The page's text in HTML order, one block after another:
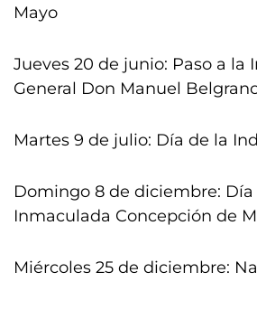
Mayo
Jueves 20 de junio: Paso a la
General Don Manuel
Martes 9 de julio: Día de la
Domingo 8 de diciembre: Día
Inmaculada Concepción de
Miércoles 25 de diciembre: